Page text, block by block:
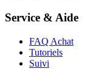
Service & Aide
FAQ Achat
Tutoriels
Suivi